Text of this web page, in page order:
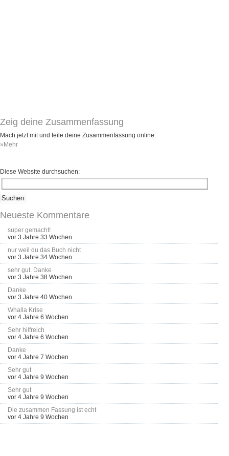
Zeig deine Zusammenfassung
Mach jetzt mit und teile deine Zusammenfassung online.
»Mehr
Diese Website durchsuchen:
Neueste Kommentare
super gemacht!
vor 3 Jahre 33 Wochen
nur weil du das Buch nicht
vor 3 Jahre 34 Wochen
sehr gut. Danke
vor 3 Jahre 38 Wochen
Danke
vor 3 Jahre 40 Wochen
Whalla Krise
vor 4 Jahre 6 Wochen
Sehr hilfreich
vor 4 Jahre 6 Wochen
Danke
vor 4 Jahre 7 Wochen
Sehr gut
vor 4 Jahre 9 Wochen
Sehr gut
vor 4 Jahre 9 Wochen
Die zusammen Fassung ist echt
vor 4 Jahre 9 Wochen